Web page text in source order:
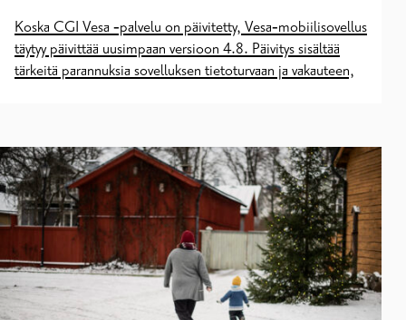
Koska CGI Vesa ‑palvelu on päivitetty, Vesa‑mobiilisovellus
täytyy päivittää uusimpaan versioon 4.8. Päivitys sisältää
tärkeitä parannuksia sovelluksen tietoturvaan ja vakauteen,